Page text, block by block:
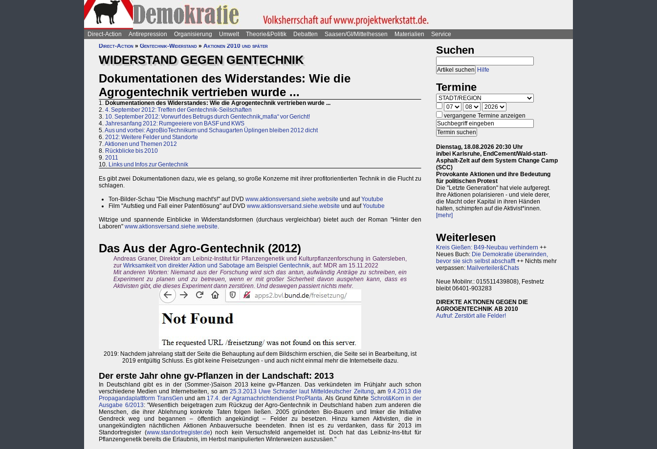
Direct-Action Antirepression Organisierung Umwelt Theorie&Politik Debatten Saasen/GI/Mittelhessen Materialien
Service
Direct-Action » Gentechnik-Widerstand » Aktionen 2010 und später
WIDERSTAND GEGEN GENTECHNIK
Dokumentationen des Widerstandes: Wie die
Agrogentechnik vertrieben wurde ...
1. Dokumentationen des Widerstandes: Wie die Agrogentechnik vertrieben wurde ...
2. 4. September 2012: Treffen der Gentechnik-Seilschaften
3. 10. September 2012: Vorwurf des Betrugs durch Gentechnik„mafia“ vor Gericht!
4. Jahresanfang 2012: Rumgeeiere von BASF und KWS
5.Aus und vorbei: AgroBioTechnikum und Schaugarten Üplingen bleiben 2012 dicht
6. 2012: Weitere Felder und Standorte
7.Aktionen und Themen 2012
8. Rückblicke bis 2010
9. 2011
10. Links und Infos zur Gentechnik
Es gibt zwei Dokumentationen dazu, wie es gelang, so große Konzerne mit ihrer profitorientierten Technik in die Flucht zu
schlagen.
Ton-Bilder-Schau "Die Mischung macht's!" auf DVD www.aktionsversand.siehe.website und aufYoutube
Film "Aufstieg und Fall einer Patentlösung" auf DVD www.aktionsversand.siehe.website und aufYoutube
Witzige und spannende Einblicke in Widerstandsformen (durchaus vergleichbar) bietet auch der Roman "Hinter den
Laboren" www.aktionsversand.siehe.website.
Das Aus der Agro-Gentechnik (2012)
Andreas Graner, Direktor am Leibniz-Institut für Pflanzengenetik und Kulturpflanzenforschung in Gatersleben,
zur Wirksamkeit von direkter Aktion und Sabotage am Beispiel Gentechnik, auf: MDR am 15.11.2022
Mit anderen Worten: Niemand aus der Forschung wird sich das antun, aufwändig Anträge zu schreiben, ein
Experiment zu planen und zu betreuen, wenn er mit großer Sicherheit davon ausgehen kann, dass es
Aktivisten gibt, die dieses Experiment dann zerstören. Und deswegen passiert nichts mehr.
2019: Nachdem jahrelang statt der Seite die Behauptung auf dem Bildschirm erschien, die Seite sei in Bearbeitung, ist
2019 entgültig Schluss. Es gibt keine Freisetzungen - und auch nicht einmal mehr die Internetseite dazu.
Der erste Jahr ohne gv-Pflanzen in der Landschaft: 2013
In Deutschland gibt es in der (Sommer-)Saison 2013 keine gv-Pflanzen. Das verkündeten im Frühjahr auch schon
verschiedene Medien und Internetseiten, so am 25.3.2013 Uwe Schrader laut Mitteldeutscher Zeitung, am 9.4.2013 die
Propagandaplattform TransGen und am 17.4. der Agrarnachrichtendienst ProPlanta. Als Grund führte Schrot&Korn in der
Ausgabe 6/2013: "Wesentlich beigetragen zum Rückzug der Agro-Gentechnik in Deutschland haben zum anderen die
Menschen, die ihrer Ablehnung konkrete Taten folgen ließen. 2005 gründeten Bio-Bauern und Imker die Initiative
Gendreck weg und begannen – öffentlich angekündigt – Felder zu besetzen. Hinzu kamen Aktivisten, die in
unangekündigten nächtlichen Aktionen Anbauversuche beendeten. Ihnen ist es zu verdanken, dass für 2013 im
Standortregister (www.standortregister.de) noch kein Versuchsfeld angemeldet ist. Doch hat das Leibniz-Ins-titut für
Pflanzengenetik bereits die Erlaubnis, im Herbst manipulierten Winterweizen auszusäen."
Suchen
Hilfe
Termine
vergangene Termine anzeigen
Dienstag, 18.08.2026 20:30 Uhr
in/bei Karlsruhe, EndCement/Wald-statt-
Asphalt-Zelt auf dem System Change Camp
(SCC)
Provokante Aktionen und ihre Bedeutung
für politischen Protest
Die "Letzte Generation" hat viele aufgeregt.
Ihre Aktionen polarisieren - und viele derer,
die Macht oder Kapital in ihren Händen
halten, schimpfen auf die Aktivist*innen.
[mehr]
Weiterlesen
Kreis Gießen: B49-Neubau verhindern ++
Neues Buch: Die Demokratie überwinden,
bevor sie sich selbst abschafft++ Nichts mehr
verpassen: Mailverteiler&Chats
Neue Mobilnr.: 015511439808), Festnetz
bleibt 06401-903283
DIREKTE AKTIONEN GEGEN DIE
AGROGENTECHNIK AB 2010
Aufruf: Zerstört alle Felder!